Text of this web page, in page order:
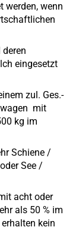
werden, wenn
eingesetzt
zul. Ges.-
mit
kg im
Schiene /
See /
acht oder
als 50 % im
kein